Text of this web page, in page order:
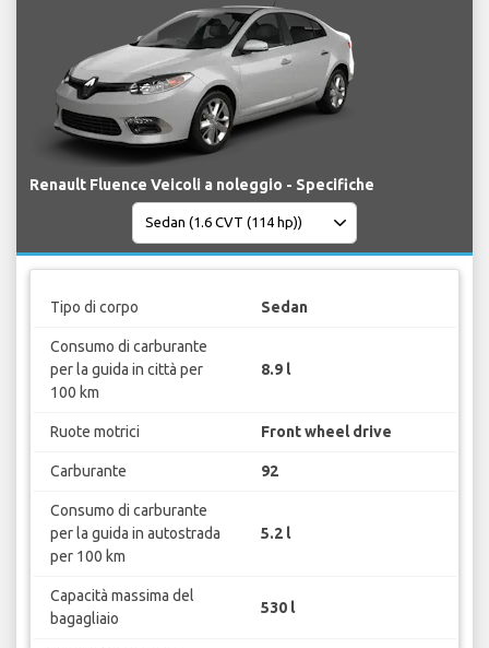
Renault Fluence Veicoli a noleggio - Specifiche
Tipo di corpo Sedan
Consumo di carburante
per la guida in città per
100 km
8.9 l
Ruote motrici Front wheel drive
Carburante 92
Consumo di carburante
per la guida in autostrada
per 100 km
5.2 l
Capacità massima del
bagagliaio
530 l